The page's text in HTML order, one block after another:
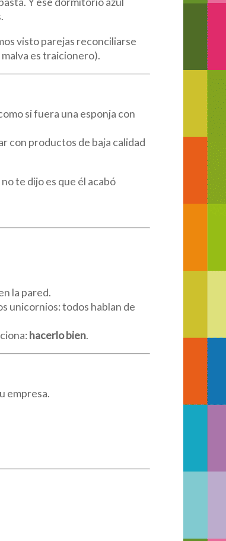
visto parejas reconciliarse
es traicionero).
si fuera una esponja con
con productos de baja calidad
no te dijo es que él acabó
la pared.
unicornios: todos hablan de
hacerlo bien.
empresa.